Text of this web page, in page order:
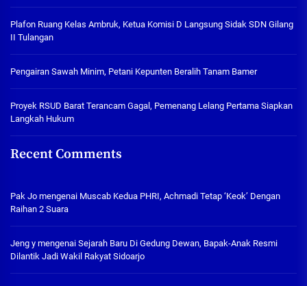
Plafon Ruang Kelas Ambruk, Ketua Komisi D Langsung Sidak SDN Gilang
II Tulangan
Pengairan Sawah Minim, Petani Kepunten Beralih Tanam Bamer
Proyek RSUD Barat Terancam Gagal, Pemenang Lelang Pertama Siapkan
Langkah Hukum
Recent Comments
Pak Jo mengenai Muscab Kedua PHRI, Achmadi Tetap ‘Keok’ Dengan
Raihan 2 Suara
Jeng y mengenai Sejarah Baru Di Gedung Dewan, Bapak-Anak Resmi
Dilantik Jadi Wakil Rakyat Sidoarjo